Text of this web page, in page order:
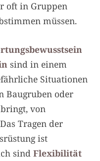
oft in Gruppen
müssen.
sind in einem
Situationen
Baugruben oder
von
Tragen der
ist
sind Flexibilität